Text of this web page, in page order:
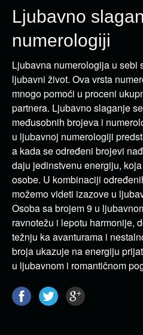
Ljubavno
numerologiji
Ljubavna numerologija u sebi
ljubavni život. Ova vrsta
mnogo pomoći u proceni
partnera. Ljubavno slaganje
međusobnih brojeva i
u ljubavnoj numerologiji
a kada se određeni brojevi
daju jedinstvenu energiju,
osobe. U kombinaciji
možemo videti izazove u
Osoba sa brojem 9 u
ravnotežu i lepotu harmonije,
težnju ka avanturama i
broja ukazuje na energiju
u ljubavnom i romantičnom